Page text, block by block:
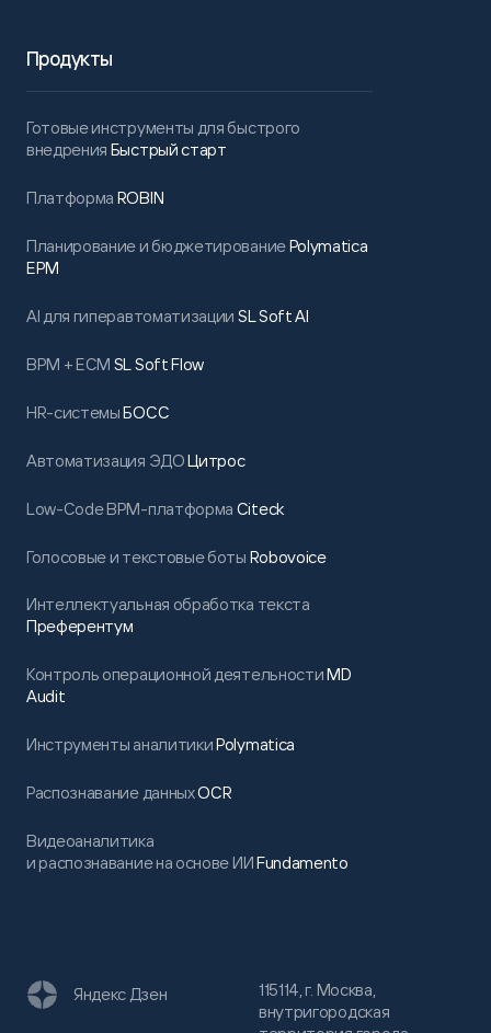
Продукты
Готовые инструменты для быстрого
внедрения Быстрый старт
Платформа ROBIN
Планирование и бюджетированиеPolymatica
EPM
AI для гиперавтоматизации SL Soft AI
BPM + ECM SL Soft Flow
HR-системыБОСС
Автоматизация ЭДОЦитрос
Low-Code BPM-платформа Citeck
Голосовые и текстовые боты Robovoice
Интеллектуальная обработка текста
Преферентум
Контроль операционной деятельностиMD
Audit
Инструменты аналитикиPolymatica
Распознавание данныхOCR
Видеоаналитика
и распознавание на основе ИИFundamento
115114, г. Москва,
внутригородская
Яндекс Дзен